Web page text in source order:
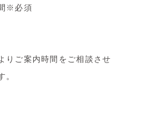
※必須
りご案内時間をご相談させ
。